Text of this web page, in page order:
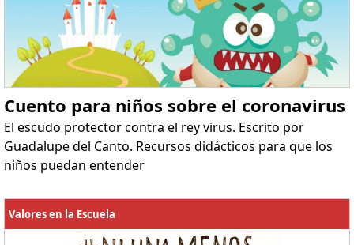
Cuento para niños sobre el coronavirus
El escudo protector contra el rey virus. Escrito por
Guadalupe del Canto. Recursos didácticos para que los
niños puedan entender
Valores en la Escuela